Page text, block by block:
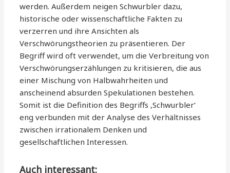
werden. Außerdem neigen Schwurbler dazu,
historische oder wissenschaftliche Fakten zu
verzerren und ihre Ansichten als
Verschwörungstheorien zu präsentieren. Der
Begriff wird oft verwendet, um die Verbreitung von
Verschwörungserzählungen zu kritisieren, die aus
einer Mischung von Halbwahrheiten und
anscheinend absurden Spekulationen bestehen.
Somit ist die Definition des Begriffs ‚Schwurbler‘
eng verbunden mit der Analyse des Verhältnisses
zwischen irrationalem Denken und
gesellschaftlichen Interessen.
Auch interessant: